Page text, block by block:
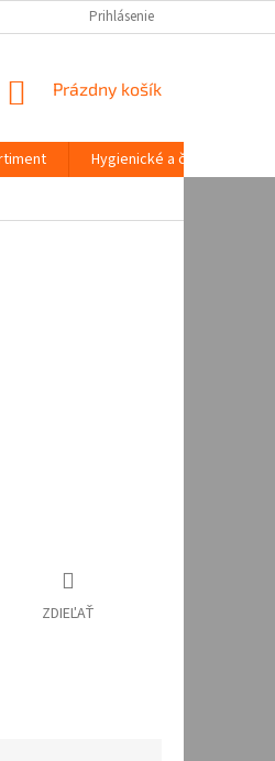
Prihlásenie
NÁKUPNÝ
Prázdny košík
Hygienické a čistiace
ZDIEĽAŤ